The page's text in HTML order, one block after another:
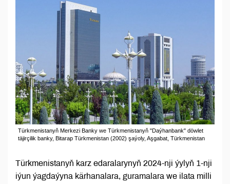
Türkmenistanyň Merkezi Banky we Türkmenistanyň "Daýhanbank" döwlet
täjirçilik banky, Bitarap Türkmenistan (2002) şaýoly, Aşgabat, Türkmenistan
Türkmenistanyň karz edaralarynyň 2024-nji ýylyň 1-nji
iýun ýagdaýyna kärhanalara, guramalara we ilata milli